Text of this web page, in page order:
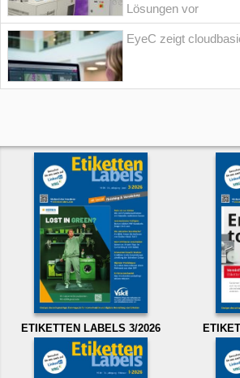
Lösungen vor
EyeC zeigt
ETIKETTEN LABELS 3/2026